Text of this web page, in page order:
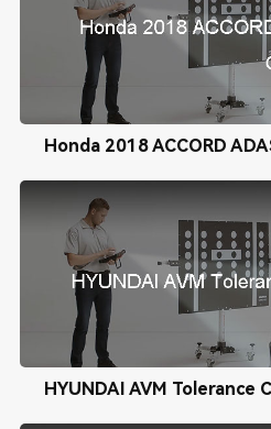
HYUNDAI AVM Tolerance